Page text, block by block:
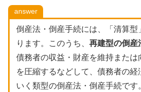
answer
倒産法・倒産手続には、「清算型
ります。このうち、 再建型の倒産
債務者の収益・財産を維持または
を圧縮するなどして、債務者の経
いく類型の倒産法・倒産手続です